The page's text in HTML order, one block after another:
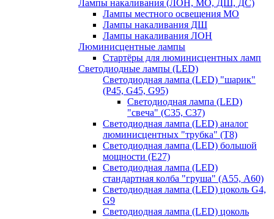
Лампы накаливания (ЛОН, МО, ДШ, ДС)
Лампы местного освещения МО
Лампы накаливания ДШ
Лампы накаливания ЛОН
Люминисцентные лампы
Стартёры для люминисцентных ламп
Светодиодные лампы (LED)
Светодиодная лампа (LED) "шарик"
(P45, G45, G95)
Светодиодная лампа (LED)
"свеча" (С35, С37)
Светодиодная лампа (LED) аналог
люминисцентных "трубка" (T8)
Светодиодная лампа (LED) большой
мощности (Е27)
Светодиодная лампа (LED)
стандартная колба "груша" (А55, А60)
Светодиодная лампа (LED) цоколь G4,
G9
Светодиодная лампа (LED) цоколь